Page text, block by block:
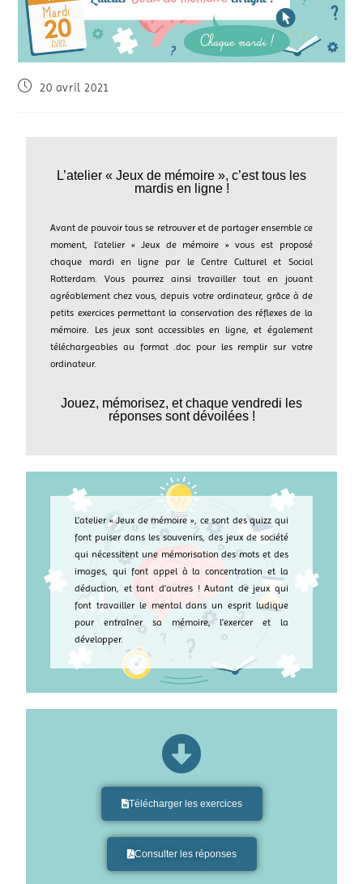
20 avril 2021
L’atelier « Jeux de mémoire », c’est tous les
mardis en ligne !
Avant de pouvoir tous se retrouver et de partager ensemble ce
moment, l’atelier « Jeux de mémoire » vous est proposé
chaque mardi en ligne par le Centre Culturel et Social
Rotterdam. Vous pourrez ainsi travailler tout en jouant
agréablement chez vous, depuis votre ordinateur, grâce à de
petits exercices permettant la conservation des réflexes de la
mémoire. Les jeux sont accessibles en ligne, et également
téléchargeables au format .doc pour les remplir sur votre
ordinateur.
Jouez, mémorisez, et chaque vendredi les
réponses sont dévoilées !
L’atelier « Jeux de mémoire », ce sont des quizz qui
font puiser dans les souvenirs, des jeux de société
qui nécessitent une mémorisation des mots et des
images, qui font appel à la concentration et la
déduction, et tant d’autres ! Autant de jeux qui
font travailler le mental dans un esprit ludique
pour entraîner sa mémoire, l’exercer et la
développer.
Télécharger les exercices
Consulter les réponses